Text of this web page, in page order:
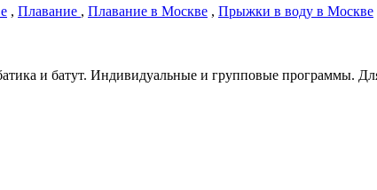
, Плавание , Плавание в Москве , Прыжки в воду в Москве
и батут. Индивидуальные и групповые программы.